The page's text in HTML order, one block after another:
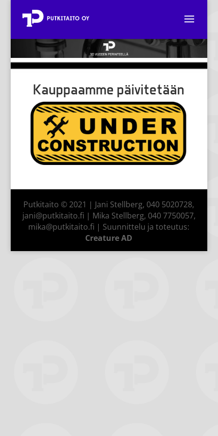
Kauppaamme päivitetään
Putkitaito © 2021 | Jani Stellberg, 040 5020728,
jani@putkitaito.fi | Mika Stellberg, 040 7750057,
mika@putkitaito.fi | Suunnittelu ja toteutus:
Creature AD